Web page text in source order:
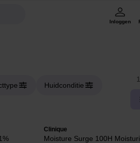
Inloggen
Huidconditie
Clinique
Moisture Surge 100H